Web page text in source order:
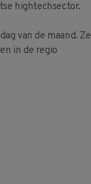
hightechsector.
van de maand. Ze
in de regio